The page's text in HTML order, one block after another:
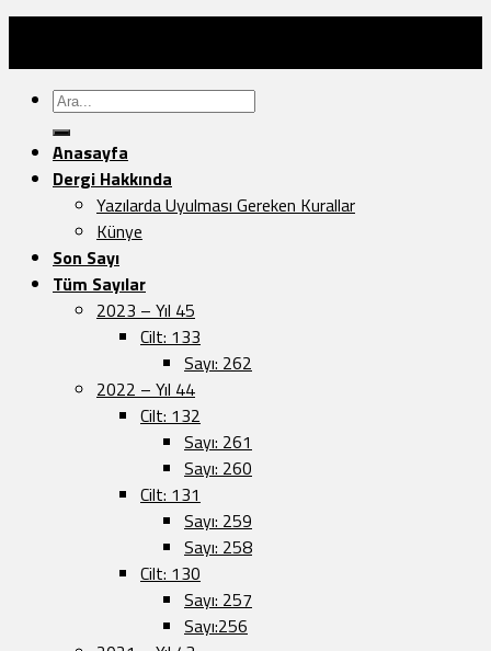
Ara:
Anasayfa
Dergi Hakkında
Yazılarda Uyulması Gereken Kurallar
Künye
Son Sayı
Tüm Sayılar
2023 – Yıl 45
Cilt: 133
Sayı: 262
2022 – Yıl 44
Cilt: 132
Sayı: 261
Sayı: 260
Cilt: 131
Sayı: 259
Sayı: 258
Cilt: 130
Sayı: 257
Sayı:256